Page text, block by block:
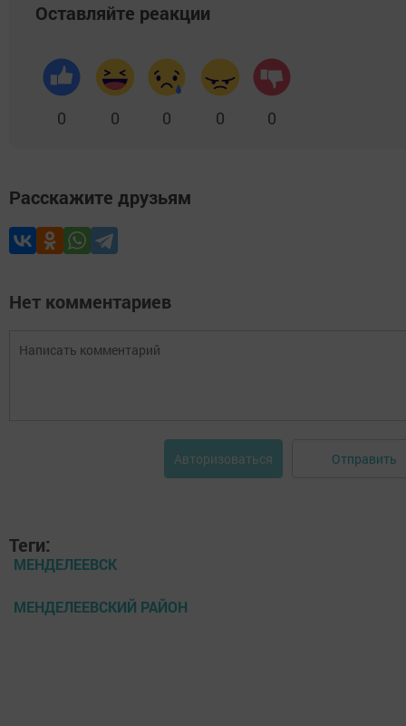
Оставляйте реакции
0 0 0 0 0
Расскажите друзьям
Нет комментариев
Авторизоваться Отправить
Теги:
МЕНДЕЛЕЕВСК
МЕНДЕЛЕЕВСКИЙ РАЙОН